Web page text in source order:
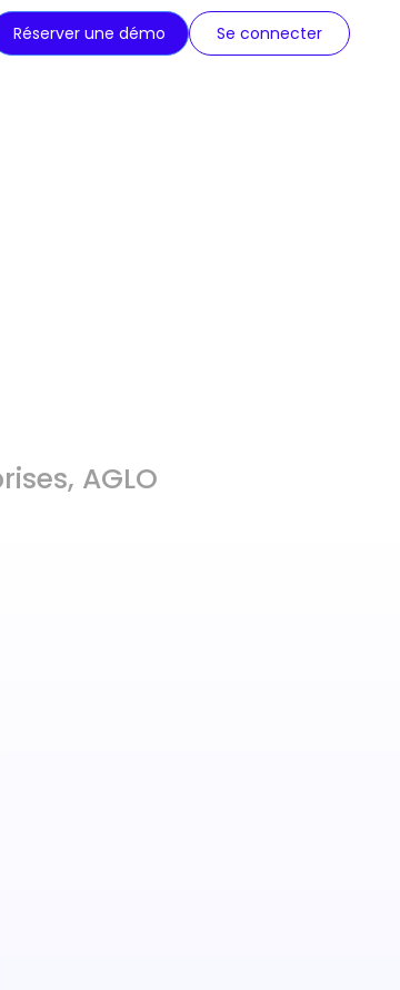
Réserver une démo Se connecter
AGLO